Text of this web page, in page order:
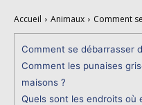
Accueil Animaux Comment
Comment se débarrasser
Comment les punaises
maisons ?
Quels sont les endroits où